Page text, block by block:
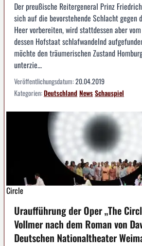
Der preußische Reitergeneral Prinz
sich auf die bevorstehende Schlacht gegen
Heer vorbereiten, wird stattdessen aber
dessen Hofstaat schlafwandelnd
möchte den träumerischen Zustand
unterzie...
Veröffentlichungsdatum:20.04.2019
Kategorien:DeutschlandNewsSchauspiel
Circle
Uraufführung der Oper „The
Vollmer nach dem Roman von
Deutschen Nationaltheater